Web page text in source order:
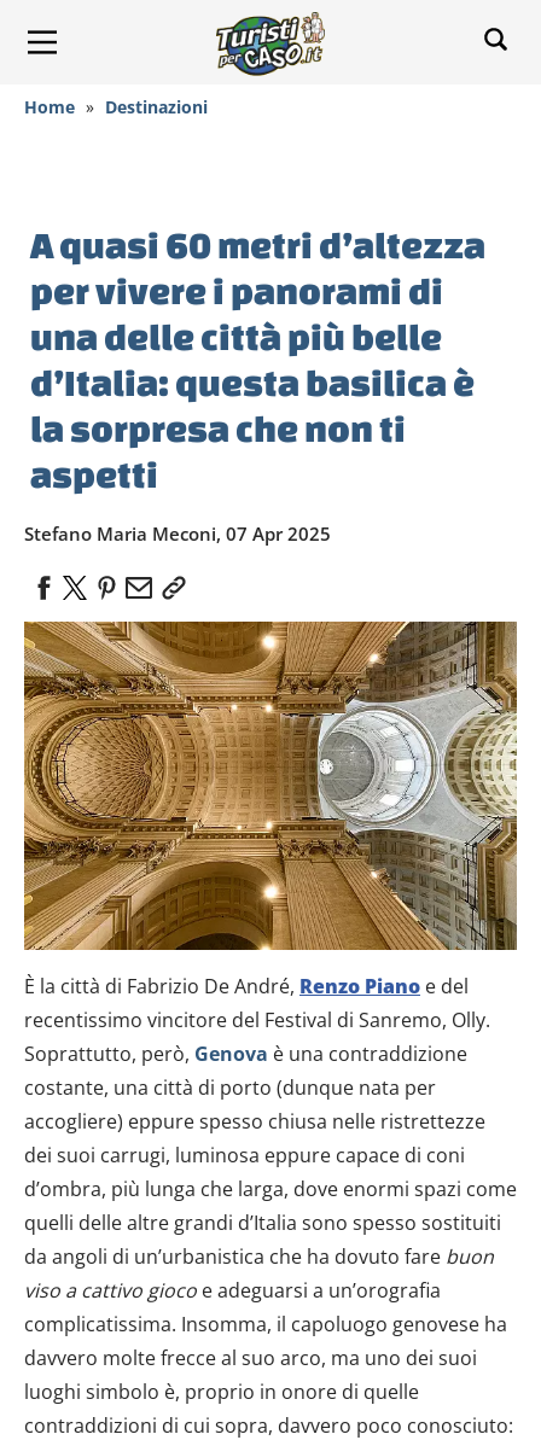
Home » Destinazioni
A quasi 60 metri d’altezza
per vivere i panorami di
una delle città più belle
d’Italia: questa basilica è
la sorpresa che non ti
aspetti
Stefano Maria Meconi, 07 Apr 2025
È la città di Fabrizio De André, Renzo Piano e del
recentissimo vincitore del Festival di Sanremo, Olly.
Soprattutto, però, Genova è una contraddizione
costante, una città di porto (dunque nata per
accogliere) eppure spesso chiusa nelle ristrettezze
dei suoi carrugi, luminosa eppure capace di coni
d’ombra, più lunga che larga, dove enormi spazi come
quelli delle altre grandi d’Italia sono spesso sostituiti
da angoli di un’urbanistica che ha dovuto fare buon
viso a cattivo gioco e adeguarsi a un’orografia
complicatissima. Insomma, il capoluogo genovese ha
davvero molte frecce al suo arco, ma uno dei suoi
luoghi simbolo è, proprio in onore di quelle
contraddizioni di cui sopra, davvero poco conosciuto: